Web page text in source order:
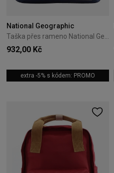
National Geographic
Taška přes rameno National Geographic Legend 2L Navy
932,00 Kč
extra -5% s kódem: PROMO